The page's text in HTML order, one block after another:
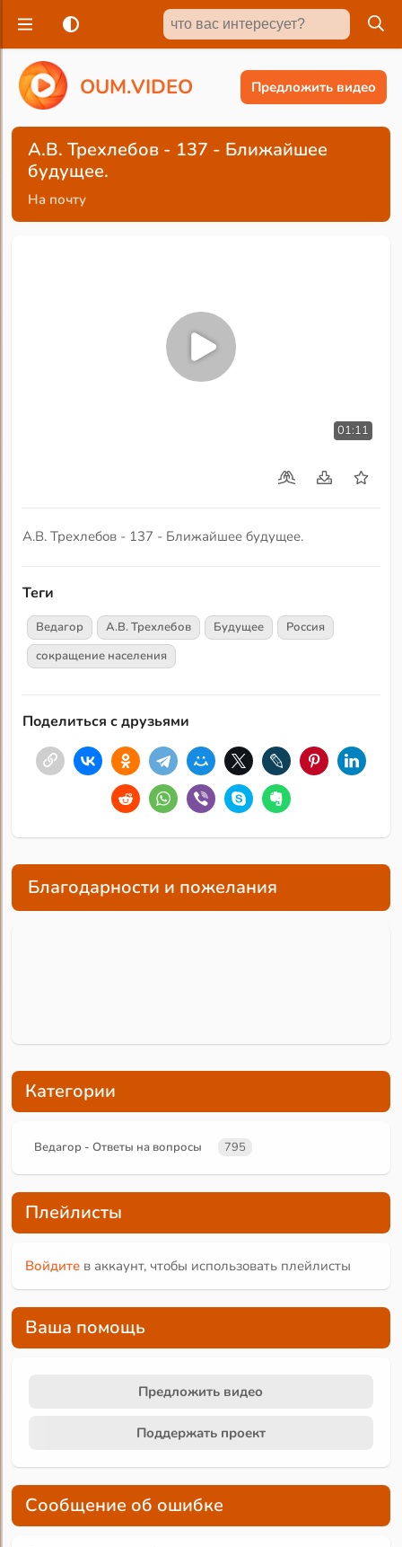
OUM.VIDEO Предложить видео
А.В. Трехлебов - 137 - Ближайшее
будущее.
На почту
01:11
А.В. Трехлебов - 137 - Ближайшее будущее.
Теги
Ведагор А.В. Трехлебов Будущее
Россия
сокращение населения
Поделиться с друзьями
Благодарности и пожелания
Категории
Ведагор - Ответы на вопросы 795
Плейлисты
Войдите в аккаунт, чтобы использовать плейлисты
Ваша помощь
Предложить видео
Поддержать проект
Сообщение об ошибке